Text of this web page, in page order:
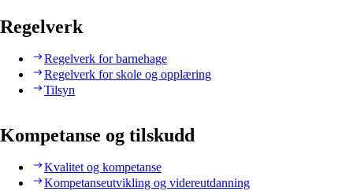
Regelverk
Regelverk for barnehage
Regelverk for skole og opplæring
Tilsyn
Kompetanse og tilskudd
Kvalitet og kompetanse
Kompetanseutvikling og videreutdanning